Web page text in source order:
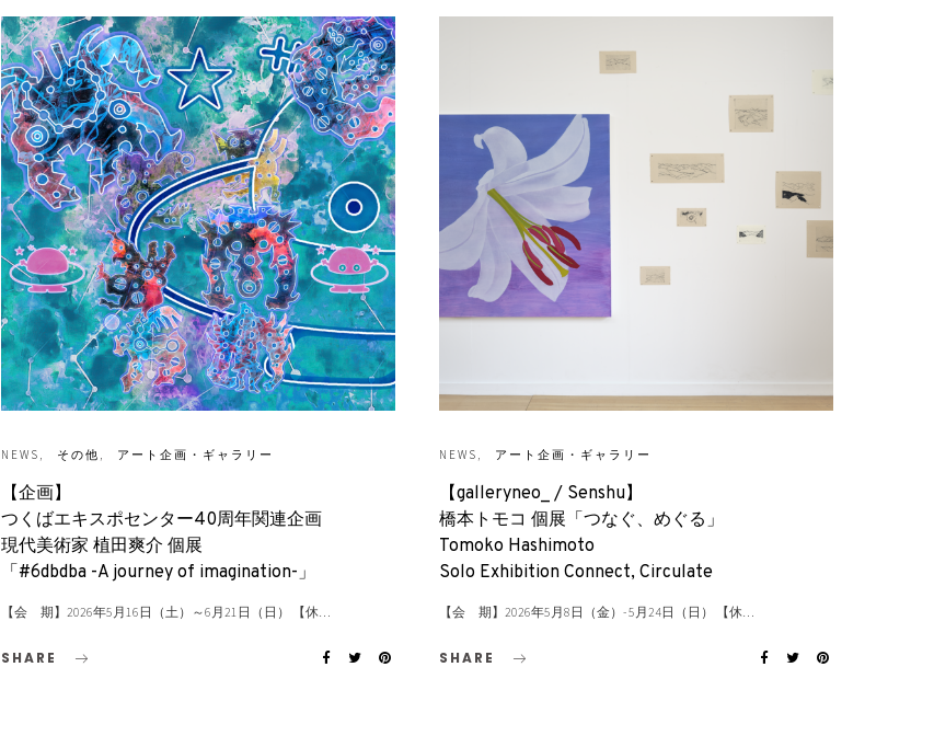
NEWS その他 アート企画・ギャラリー
【企画】
つくばエキスポセンター40周年関連企画
現代美術家 植田爽介 個展
「#6dbdba -A journey of imagination-」
【会 期】2026年5月16日（土）～6月21日（日） 【休…
SHARE
NEWS アート企画・ギャラリー
【galleryneo_ / Senshu】
橋本トモコ 個展「つなぐ、めぐる」
Tomoko Hashimoto
Solo Exhibition Connect, Circulate
【会 期】2026年5月8日（金）- 5月24日（日） 【休…
SHARE